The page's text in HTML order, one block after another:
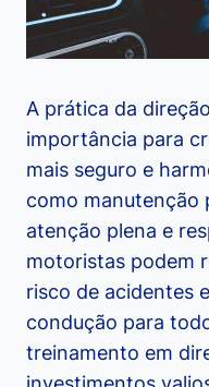
A prática da
importância para
mais seguro e
como manutenção
atenção plena e
motoristas podem
risco de acidentes
condução para
treinamento em